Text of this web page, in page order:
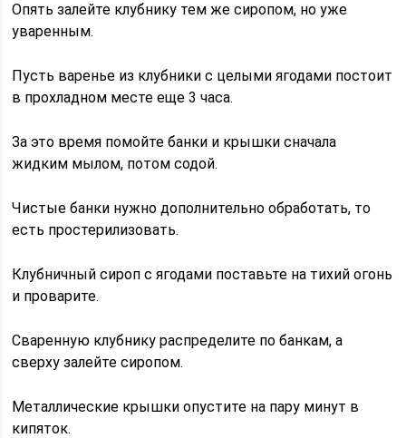
Опять залейте клубнику тем же сиропом, но уже
уваренным.
Пусть варенье из клубники с целыми ягодами постоит
в прохладном месте еще 3 часа.
За это время помойте банки и крышки сначала
жидким мылом, потом содой.
Чистые банки нужно дополнительно обработать, то
есть простерилизовать.
Клубничный сироп с ягодами поставьте на тихий огонь
и проварите.
Сваренную клубнику распределите по банкам, а
сверху залейте сиропом.
Металлические крышки опустите на пару минут в
кипяток.